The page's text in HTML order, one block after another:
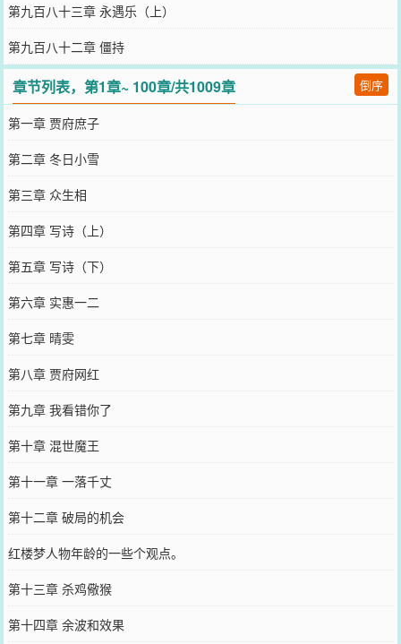
第九百八十三章 永遇乐（上）
第九百八十二章 僵持
章节列表，第1章~ 100章/共1009章 倒序
第一章 贾府庶子
第二章 冬日小雪
第三章 众生相
第四章 写诗（上）
第五章 写诗（下）
第六章 实惠一二
第七章 晴雯
第八章 贾府网红
第九章 我看错你了
第十章 混世魔王
第十一章 一落千丈
第十二章 破局的机会
红楼梦人物年龄的一些个观点。
第十三章 杀鸡儆猴
第十四章 余波和效果